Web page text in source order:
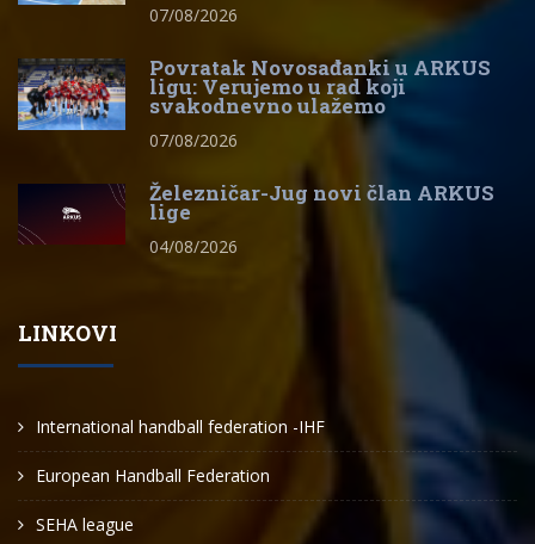
07/08/2026
Povratak Novosađanki u ARKUS
ligu: Verujemo u rad koji
svakodnevno ulažemo
07/08/2026
Železničar-Jug novi član ARKUS
lige
04/08/2026
LINKOVI
International handball federation -IHF
European Handball Federation
SEHA league